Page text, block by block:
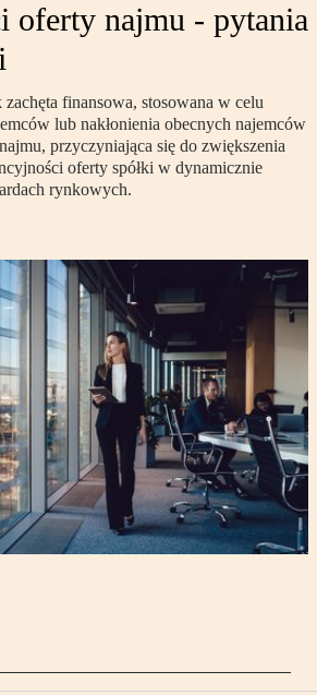
oferty najmu - pytania
finansowa, stosowana w celu
lub nakłonienia obecnych najemców
przyczyniająca się do zwiększenia
oferty spółki w dynamicznie
rynkowych.